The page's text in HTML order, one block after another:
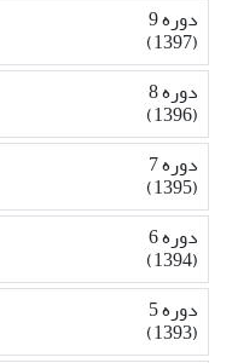
دوره 9
(1397)
دوره 8
(1396)
دوره 7
(1395)
دوره 6
(1394)
دوره 5
(1393)